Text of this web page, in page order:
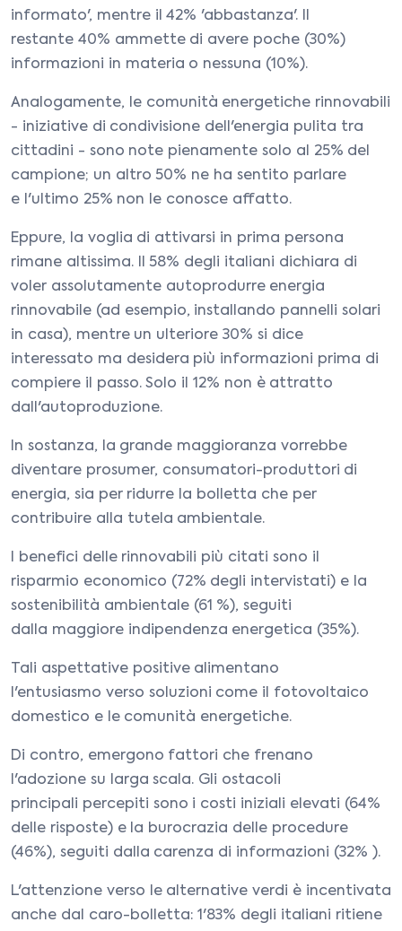
informato', mentre il 42% 'abbastanza'. Il
restante 40% ammette di avere poche (30%)
informazioni in materia o nessuna (10%).
Analogamente, le comunità energetiche rinnovabili
- iniziative di condivisione dell'energia pulita tra
cittadini - sono note pienamente solo al 25% del
campione; un altro 50% ne ha sentito parlare
e l'ultimo 25% non le conosce affatto.
Eppure, la voglia di attivarsi in prima persona
rimane altissima. Il 58% degli italiani dichiara di
voler assolutamente autoprodurre energia
rinnovabile (ad esempio, installando pannelli solari
in casa), mentre un ulteriore 30% si dice
interessato ma desidera più informazioni prima di
compiere il passo. Solo il 12% non è attratto
dall'autoproduzione.
In sostanza, la grande maggioranza vorrebbe
diventare prosumer, consumatori-produttori di
energia, sia per ridurre la bolletta che per
contribuire alla tutela ambientale.
I benefici delle rinnovabili più citati sono il
risparmio economico (72% degli intervistati) e la
sostenibilità ambientale (61 %), seguiti
dalla maggiore indipendenza energetica (35%).
Tali aspettative positive alimentano
l'entusiasmo verso soluzioni come il fotovoltaico
domestico e le comunità energetiche.
Di contro, emergono fattori che frenano
l'adozione su larga scala. Gli ostacoli
principali percepiti sono i costi iniziali elevati (64%
delle risposte) e la burocrazia delle procedure
(46%), seguiti dalla carenza di informazioni (32% ).
L'attenzione verso le alternative verdi è incentivata
anche dal caro-bolletta: 1'83% degli italiani ritiene